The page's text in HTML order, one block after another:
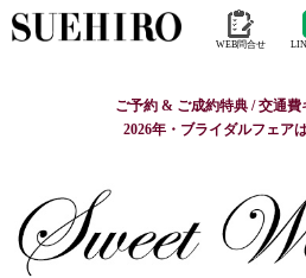
WEB問合せ
ご予約 & ご成約特典 / 交通費
2026年・ブライダルフェア